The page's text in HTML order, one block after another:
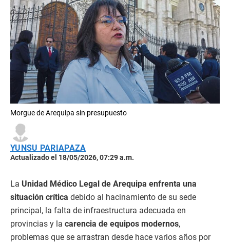
Morgue de Arequipa sin presupuesto
YUNSU PARIAPAZA
Actualizado el 18/05/2026, 07:29 a.m.
La Unidad Médico Legal de Arequipa enfrenta una
situación crítica debido al hacinamiento de su sede
principal, la falta de infraestructura adecuada en
provincias y la carencia de equipos modernos,
problemas que se arrastran desde hace varios años por